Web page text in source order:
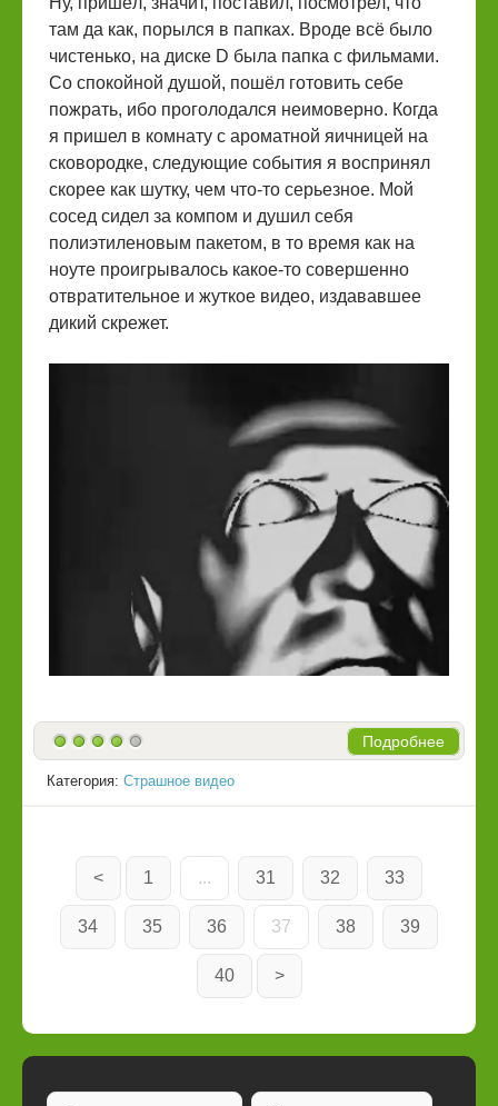
там да как, порылся в папках. Вроде всё было
чистенько, на диске D была папка с фильмами.
Со спокойной душой, пошёл готовить себе
пожрать, ибо проголодался неимоверно. Когда
я пришел в комнату с ароматной яичницей на
сковородке, следующие события я воспринял
скорее как шутку, чем что-то серьезное. Мой
сосед сидел за компом и душил себя
полиэтиленовым пакетом, в то время как на
ноуте проигрывалось какое-то совершенно
отвратительное и жуткое видео, издававшее
дикий скрежет.
Подробнее
Категория: Страшное видео
< 1 ... 31 32 33
34 35 36 37 38 39
40 >